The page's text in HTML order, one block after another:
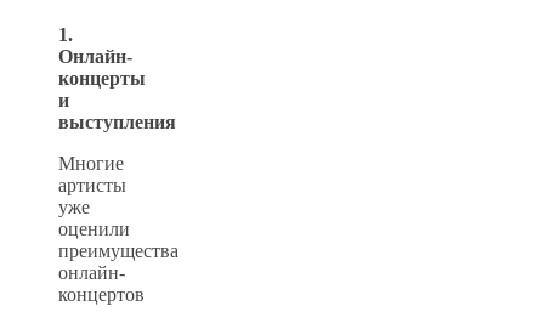
1.
Онлайн-
концерты
и
выступления
Многие
артисты
уже
оценили
преимущества
онлайн-
концертов